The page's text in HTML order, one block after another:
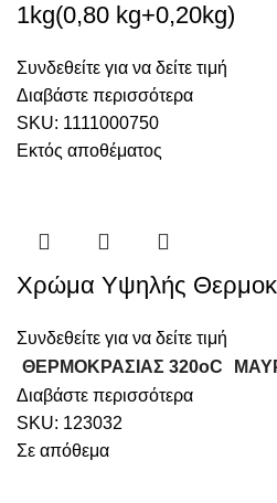
1kg(0,80 kg+0,20kg)
Συνδεθείτε για να δείτε τιμή
Διαβάστε περισσότερα
SKU: 1111000750
Εκτός αποθέματος
Χρώμα Υψηλής
Συνδεθείτε για να δείτε τιμή
ΘΕΡΜΟΚΡΑΣΙΑΣ 320oC
Διαβάστε περισσότερα
SKU: 123032
Σε απόθεμα